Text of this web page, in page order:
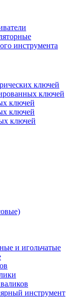
инструмента
ключей
ключей
ключей
ключей
ключей
и игольчатые
инструмент